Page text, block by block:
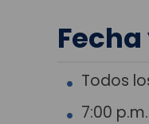
Todos
7:00